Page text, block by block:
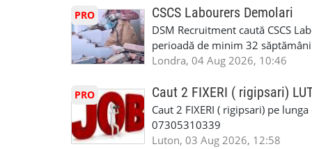
oferta pe care sa o folositi la
WhatsApp: +44 7467 838 881
numele, experienta si data la
link-ul de jos. Sanatate si mult
INSTALLATION LIMITED
PRO CSCS Labourers Demolari
DSM Recruitment caută CSCS
perioadă de minim 32
oferă ore suplimentare și
informații, contactați-ne la: 📞
Londra, 04 Aug 2026, 10:46
PRO Caut 2 FIXERI ( rigipsari)
Caut 2 FIXERI ( rigipsari) pe
07305310339
Luton, 03 Aug 2026, 12:58